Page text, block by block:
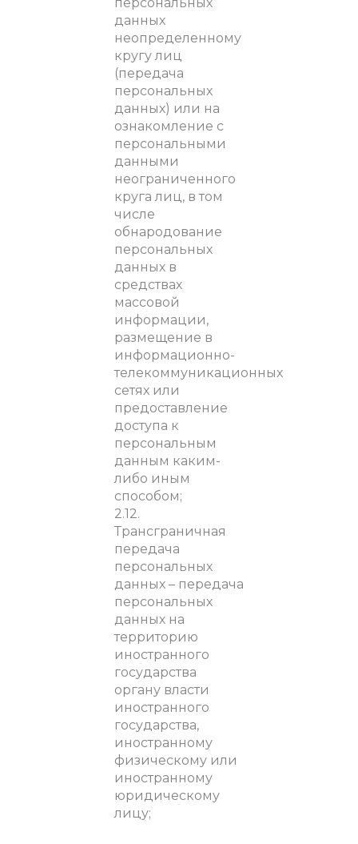
данных
неопределенному
кругу лиц
(передача
персональных
данных) или на
ознакомление с
персональными
данными
неограниченного
круга лиц, в том
числе
обнародование
персональных
данных в
средствах
массовой
информации,
размещение в
информационно-
телекоммуникационных
сетях или
предоставление
доступа к
персональным
данным каким-
либо иным
способом;
2.12.
Трансграничная
передача
персональных
данных – передача
персональных
данных на
территорию
иностранного
государства
органу власти
иностранного
государства,
иностранному
физическому или
иностранному
юридическому
лицу;